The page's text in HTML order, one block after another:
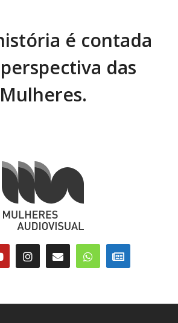
é contada
das
Mulheres.